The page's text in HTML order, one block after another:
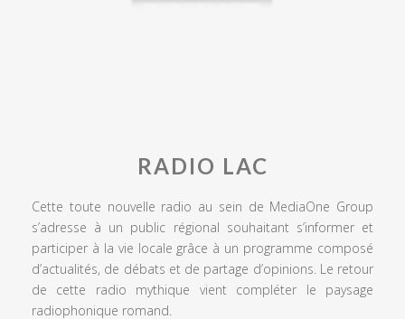
RADIO LAC
Cette toute nouvelle radio au sein de MediaOne Group
s’adresse à un public régional souhaitant s’informer et
participer à la vie locale grâce à un programme composé
d’actualités, de débats et de partage d’opinions. Le retour
de cette radio mythique vient compléter le paysage
radiophonique romand.